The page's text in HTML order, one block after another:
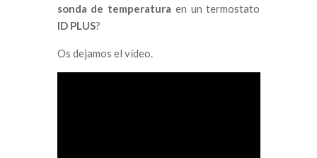
sonda de temperatura en un termostato
ID PLUS?
Os dejamos el vídeo.